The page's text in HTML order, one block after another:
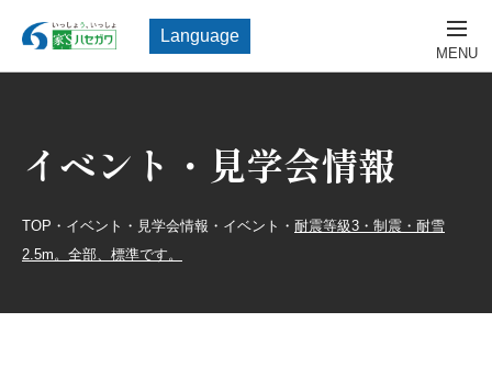
Language
イベント・見学会情報
TOP ・ イベント・見学会情報 ・ イベント ・ 耐震等級3・制震・耐雪
2.5m。全部、標準です。